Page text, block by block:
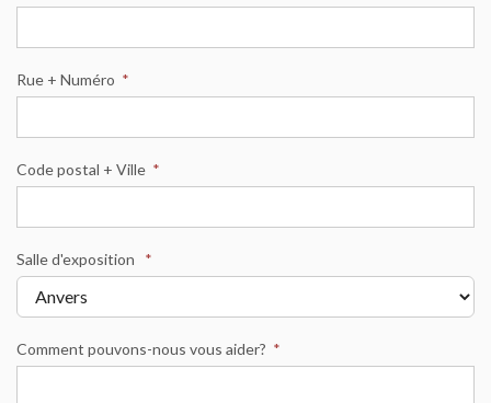
Rue + Numéro *
Code postal + Ville *
Salle d'exposition *
Comment pouvons-nous vous aider? *